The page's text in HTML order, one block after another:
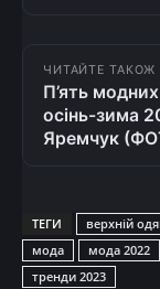
ЧИТАЙТЕ ТАКОЖ
П’ять
осінь-зима
Яремчук
ТЕГИ верхній
мода
мода 2022
тренди 2023